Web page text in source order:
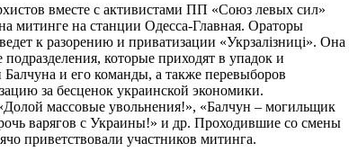
вместе с активистами ПП «Союз левых сил»
митинге на станции Одесса-Главная. Ораторы
к разорению и приватизации «Укрзалізниці». Она
подразделения, которые приходят в упадок и
и его команды, а также перевыборов
за бесценок украинской экономики.
массовые увольнения!», «Балчун – могильщик
варягов с Украины!» и др. Проходившие со смены
приветствовали участников митинга.